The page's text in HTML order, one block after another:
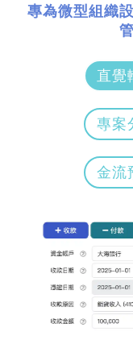
專為微型組織
直覺
專案
金流